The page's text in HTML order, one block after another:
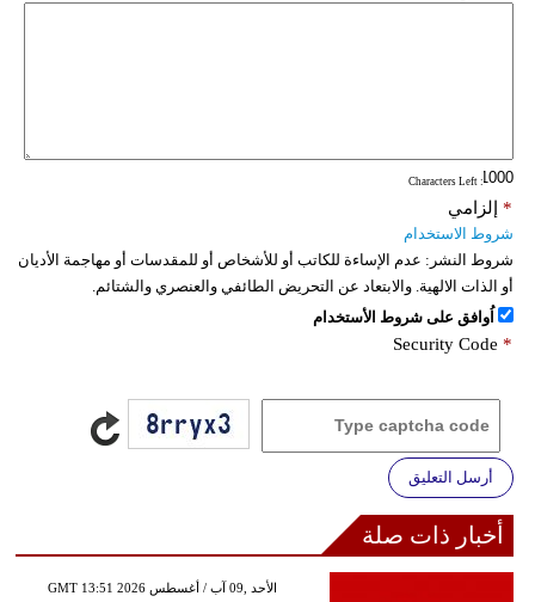
: Characters Left
إلزامي *
شروط الاستخدام
شروط النشر: عدم الإساءة للكاتب أو للأشخاص أو للمقدسات أو مهاجمة الأديان
أو الذات الالهية. والابتعاد عن التحريض الطائفي والعنصري والشتائم.
اُوافق على شروط الأستخدام
Security Code *
أرسل التعليق
أخبار ذات صلة
GMT 13:51 2026 الأحد ,09 آب / أغسطس